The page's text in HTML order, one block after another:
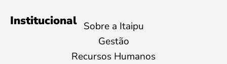
Institucional Sobre a Itaipu
Gestão
Recursos Humanos